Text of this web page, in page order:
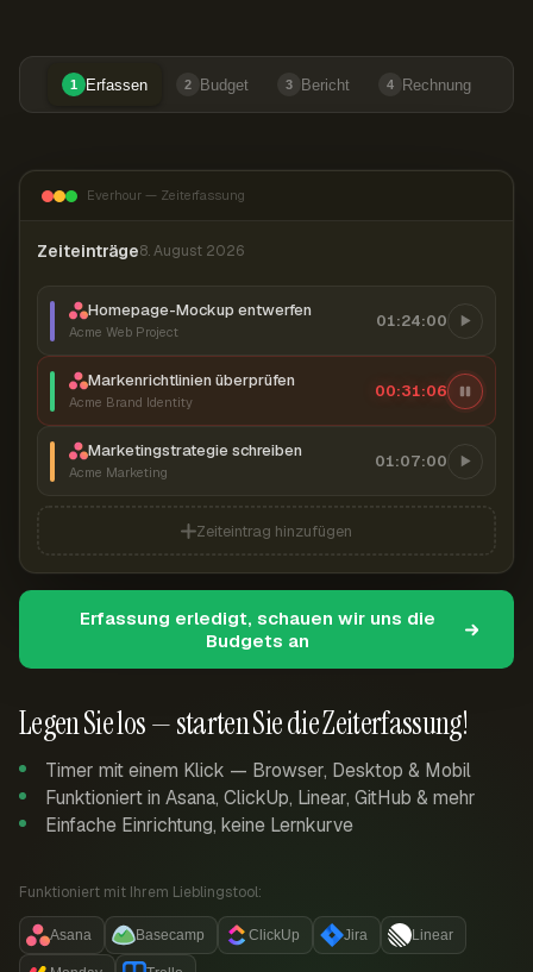
1 Erfassen 2 Budget 3 Bericht 4 Rechnung
Legen Sie los — starten Sie die Zeiterfassung!
Timer mit einem Klick — Browser, Desktop & Mobil
Funktioniert in Asana, ClickUp, Linear, GitHub & mehr
Einfache Einrichtung, keine Lernkurve
Funktioniert mit Ihrem Lieblingstool:
Asana Basecamp ClickUp Jira Linear
Everhour — Zeiterfassung
Zeiteinträge8. August 2026
Homepage-Mockup entwerfen
Acme Web Project
01:24:00
Markenrichtlinien überprüfen
Acme Brand Identity
00:31:07
Marketingstrategie schreiben
Acme Marketing
01:07:00
Zeiteintrag hinzufügen
Erfassung erledigt, schauen wir uns die
Budgets an